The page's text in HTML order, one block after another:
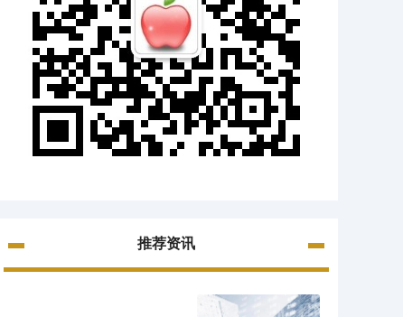
推荐资讯